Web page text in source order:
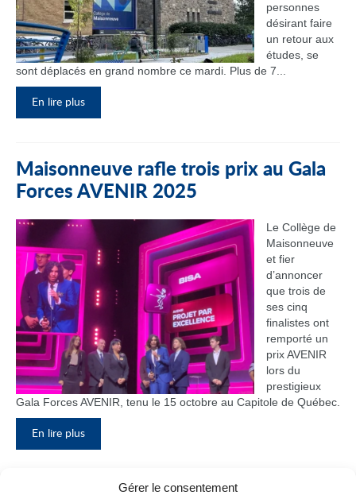
Gérer le consentement
personnes
désirant faire
un retour aux
études, se
sont déplacés en grand nombre ce mardi. Plus de 7...
En lire plus
Maisonneuve rafle trois prix au Gala
Forces AVENIR 2025
Le Collège de
Maisonneuve
et fier
d’annoncer
que trois de
ses cinq
finalistes ont
remporté un
prix AVENIR
lors du
prestigieux
Gala Forces AVENIR, tenu le 15 octobre au Capitole de Québec.
En lire plus